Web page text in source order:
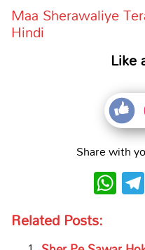
Maa Sherawaliye
Hindi
Like
Share with
Related Posts: